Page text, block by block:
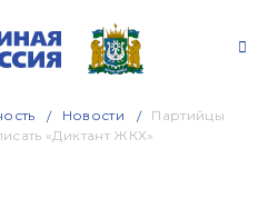
Новости
Партийцы
«Диктант ЖКХ»